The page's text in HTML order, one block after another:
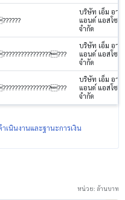
บริษัท เอ็ม อาร์
แอนด์ แอสโซซิ
จำกัด
บริษัท เอ็ม อาร์
แอนด์ แอสโซซิ
จำกัด
บริษัท เอ็ม อาร์
แอนด์ แอสโซซิ
จำกัด
เนินงานและฐานะการเงิน
หน่วย: ล้านบาท